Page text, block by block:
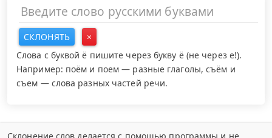
СКЛОНЯТЬ
×
Слова с буквой ё пишите через букву ё (не через е!).
Например: поём и поем — разные глаголы, съём и
съем — слова разных частей речи.
Склонение слов делается с помощью программы и не